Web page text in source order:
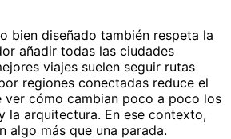
bien diseñado también respeta la
añadir todas las ciudades
viajes suelen seguir rutas
regiones conectadas reduce el
ver cómo cambian poco a poco los
la arquitectura. En ese contexto,
algo más que una parada.